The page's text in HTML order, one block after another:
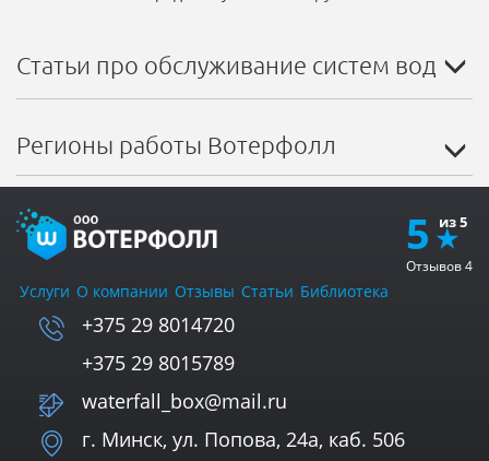
Статьи про обслуживание систем
Регионы работы Вотерфолл
5
Отзывов4
Услуги О компании Отзывы Статьи Библиотека
+375 29 8014720
+375 29 8015789
waterfall_box@mail.ru
г. Минск, ул. Попова, 24а, каб. 506